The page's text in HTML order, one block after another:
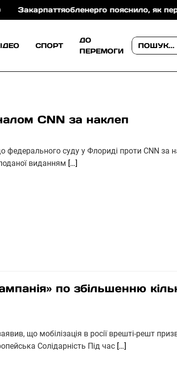
пояснило, як перейти на
СПОРТ
ДО
ПЕРЕМОГИ
CNN за наклеп
суду у Флориді проти CNN за
виданням […]
по збільшенню
що мобілізація в росії врешті-решт
Солідарність Під час […]